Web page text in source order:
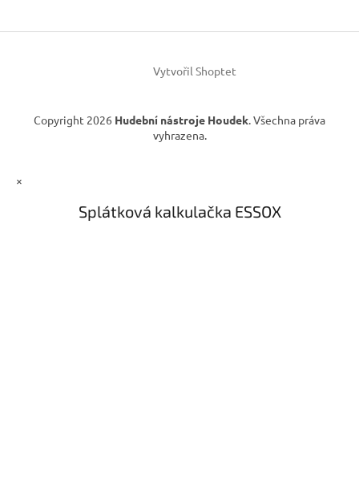
í
Vytvořil Shoptet
Copyright 2026 Hudební nástroje Houdek. Všechna práva
vyhrazena.
×
Splátková kalkulačka ESSOX